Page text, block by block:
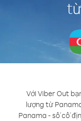
Với Viber Out
lượng từ
Panama - số cố